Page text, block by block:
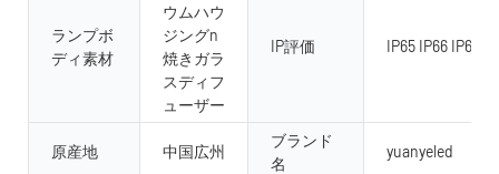
ランプボ
ディ素材
ウムハウ
ジングn
焼きガラ
スディフ
ューザー
IP評価 IP65 IP66 IP67
原産地 中国広州
ブランド
名
yuanyeled